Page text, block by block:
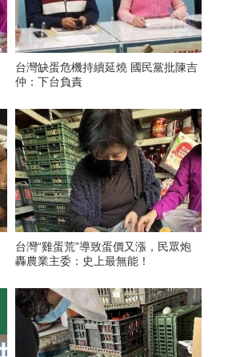
台灣缺蛋危機持續延燒 國民黨批陳吉
仲：下台負責
台灣“雞蛋荒”導致蛋價又漲，民眾炮
轟農業主委：史上最無能！